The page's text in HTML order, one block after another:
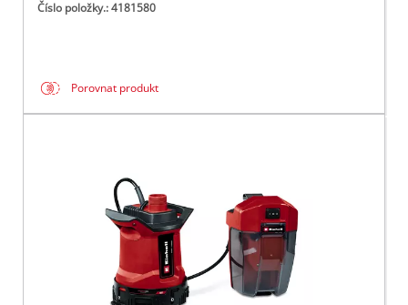
Číslo položky.: 4181580
Porovnat produkt